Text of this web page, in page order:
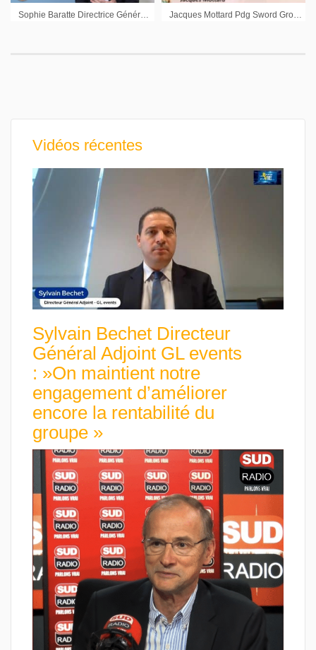
Vidéos récentes
Sylvain Bechet Directeur
Général Adjoint GL events
: »On maintient notre
engagement d’améliorer
encore la rentabilité du
groupe »